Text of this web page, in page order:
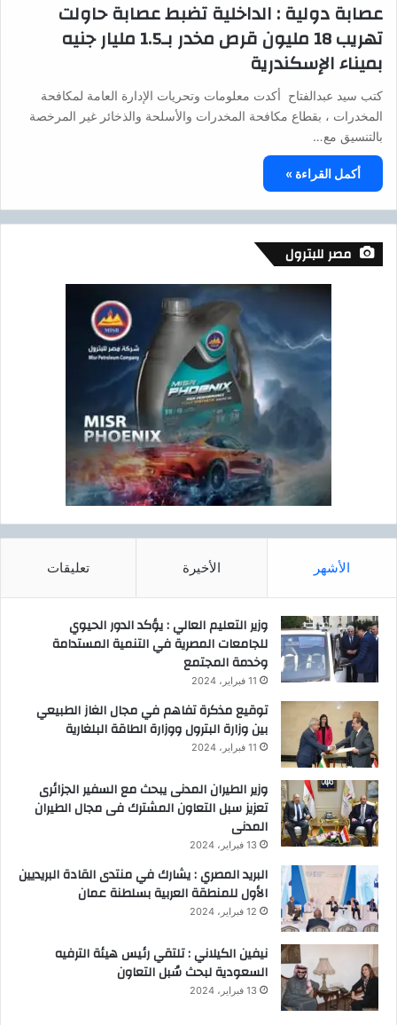
عصابة دولية : الداخلية تضبط عصابة حاولت
تهريب 18 مليون قرص مخدر بـ1.5 مليار جنيه
بميناء الإسكندرية
كتب سيد عبدالفتاح أكدت معلومات وتحريات الإدارة العامة لمكافحة
المخدرات ، بقطاع مكافحة المخدرات والأسلحة والذخائر غير المرخصة
بالتنسيق مع…
أكمل القراءة »
مصر للبترول
الأشهر الأخيرة تعليقات
وزير التعليم العالي : يؤكد الدور الحيوي
للجامعات المصرية في التنمية المستدامة
وخدمة المجتمع
11 فبراير، 2024
توقيع مذكرة تفاهم في مجال الغاز الطبيعي
بين وزارة البترول ووزارة الطاقة البلغارية
11 فبراير، 2024
وزير الطيران المدنى يبحث مع السفير الجزائرى
تعزيز سبل التعاون المشترك فى مجال الطيران
المدنى
13 فبراير، 2024
البريد المصري : يشارك في منتدى القادة البريديين
الأول للمنطقة العربية بسلطنة عمان
12 فبراير، 2024
نيفين الكيلاني : تلتقي رئيس هيئة الترفيه
السعودية لبحث سُبل التعاون
13 فبراير، 2024